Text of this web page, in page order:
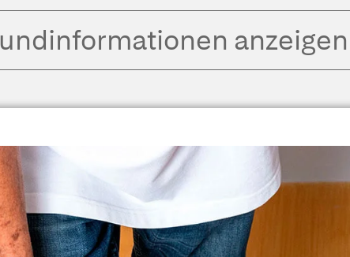
anzeigen